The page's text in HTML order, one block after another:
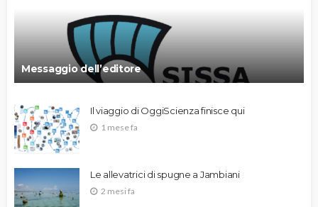
Messaggio dell’editore
Il viaggio di OggiScienza finisce qui
1 mese fa
Le allevatrici di spugne a Jambiani
2 mesi fa